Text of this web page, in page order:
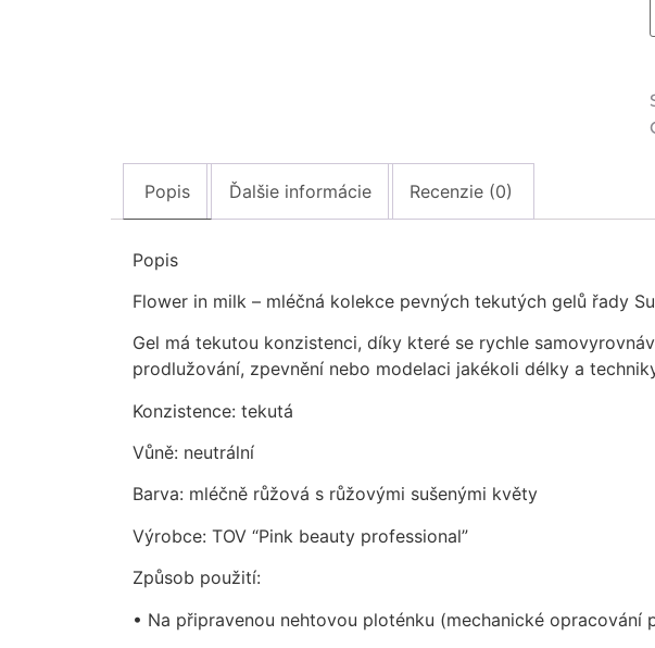
Popis Ďalšie informácie Recenzie (0)
Popis
Flower in milk – mléčná kolekce pevných tekutých gelů řady
Gel má tekutou konzistenci, díky které se rychle
prodlužování, zpevnění nebo modelaci jakékoli délky a
Konzistence: tekutá
Vůně: neutrální
Barva: mléčně růžová s růžovými sušenými květy
Výrobce: TOV “Pink beauty professional”
Způsob použití:
• Na připravenou nehtovou ploténku (mechanické opracování